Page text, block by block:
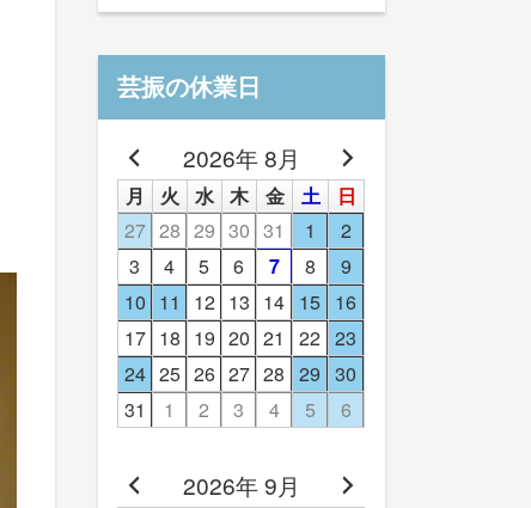
芸振の休業日
2026年 8月
月 火 水 木 金 土
日
27 28 29 30 31 1
2
3
4 5 6 7 8
9
10 11 12 13 14 15 16
17 18 19 20 21 22 23
24 25 26 27 28 29 30
31
1 2 3 4 5 6
2026年 9月